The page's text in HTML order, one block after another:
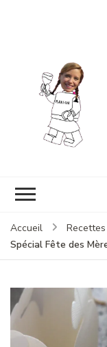
Accueil
Spécial Fête des